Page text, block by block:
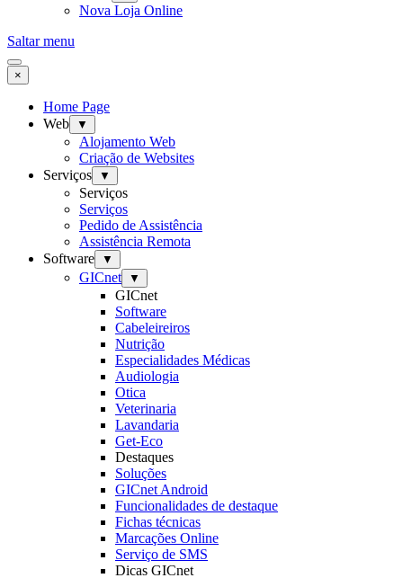
Nova Loja Online
Saltar menu
×
Home Page
Web
▼
Alojamento Web
Criação de Websites
Serviços
▼
Serviços
Serviços
Pedido de Assistência
Assistência Remota
Software
▼
GICnet ▼
GICnet
Software
Cabeleireiros
Nutrição
Especialidades Médicas
Audiologia
Otica
Veterinaria
Lavandaria
Get-Eco
Destaques
Soluções
GICnet Android
Funcionalidades de destaque
Fichas técnicas
Marcações Online
Serviço de SMS
Dicas GICnet